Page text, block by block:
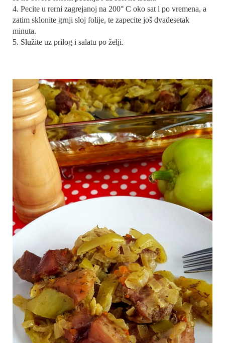
4. Pecite u rerni zagrejanoj na 200° C oko sat i po vremena, a
zatim sklonite grnji sloj folije, te zapecite još dvadesetak
minuta.
5. Služite uz prilog i salatu po želji.